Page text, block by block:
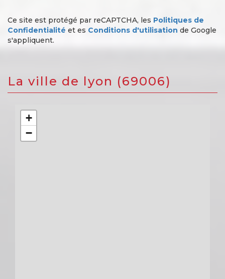
Ce site est protégé par reCAPTCHA, les Politiques de
Confidentialité et es Conditions d'utilisation de Google
s'appliquent.
la ville de lyon (69006)
+
−